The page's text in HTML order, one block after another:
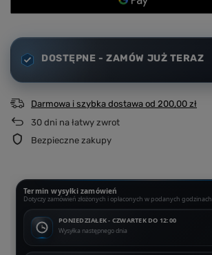
DOSTĘPNE - ZAMÓW JUŻ TERAZ
Darmowa i szybka dostawa od 200,00 zł
30 dni na łatwy zwrot
Bezpieczne zakupy
Termin wysyłki zamówień
Dotyczy zamówień złożonych i opłaconych w podanych godzinach
PONIEDZIAŁEK - CZWARTEK DO 12:00
Wysyłka następnego dnia